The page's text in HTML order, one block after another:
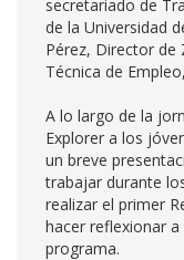
secretariado de
de la Universidad
Pérez, Director de
Técnica de
A lo largo de la
Explorer a los
un breve
trabajar durante
realizar el primer
hacer reflexionar
programa.